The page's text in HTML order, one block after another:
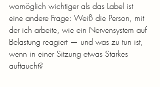
womöglich wichtiger als das Label ist
eine andere Frage: Weiß die Person, mit
der ich arbeite, wie ein Nervensystem auf
Belastung reagiert — und was zu tun ist,
wenn in einer Sitzung etwas Starkes
auftaucht?